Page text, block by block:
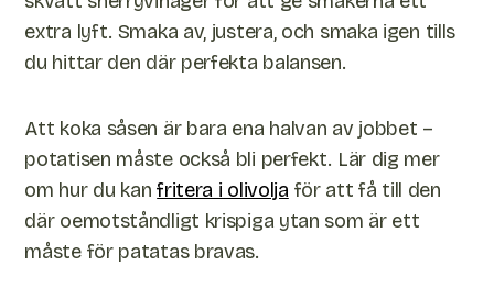
extra lyft. Smaka av, justera, och smaka igen tills
du hittar den där perfekta balansen.
Att koka såsen är bara ena halvan av jobbet –
potatisen måste också bli perfekt. Lär dig mer
om hur du kanfritera i olivolja för att få till den
där oemotståndligt krispiga ytan som är ett
måste för patatas bravas.